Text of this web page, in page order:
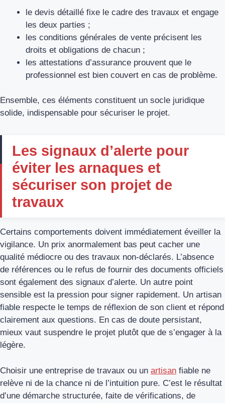
le devis détaillé fixe le cadre des travaux et engage
les deux parties ;
les conditions générales de vente précisent les
droits et obligations de chacun ;
les attestations d’assurance prouvent que le
professionnel est bien couvert en cas de problème.
Ensemble, ces éléments constituent un socle juridique
solide, indispensable pour sécuriser le projet.
Les signaux d’alerte pour
éviter les arnaques et
sécuriser son projet de
travaux
Certains comportements doivent immédiatement éveiller la
vigilance. Un prix anormalement bas peut cacher une
qualité médiocre ou des travaux non-déclarés. L’absence
de références ou le refus de fournir des documents officiels
sont également des signaux d’alerte. Un autre point
sensible est la pression pour signer rapidement. Un artisan
fiable respecte le temps de réflexion de son client et répond
clairement aux questions. En cas de doute persistant,
mieux vaut suspendre le projet plutôt que de s’engager à la
légère.
Choisir une entreprise de travaux ou un artisan fiable ne
relève ni de la chance ni de l’intuition pure. C’est le résultat
d’une démarche structurée, faite de vérifications, de